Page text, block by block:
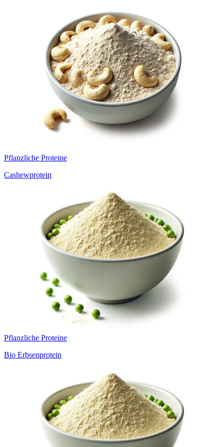
Pflanzliche Proteine
Cashewprotein
Pflanzliche Proteine
Bio Erbsenprotein